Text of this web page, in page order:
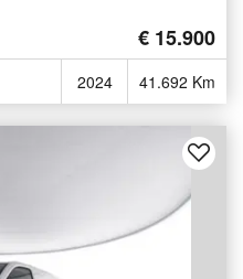
€ 15.900
2024 41.692 Km